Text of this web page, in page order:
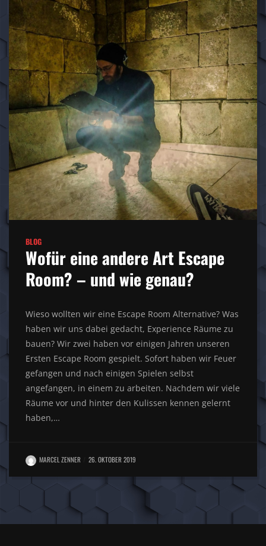
BLOG
Wofür eine andere Art Escape
Room? – und wie genau?
Wieso wollten wir eine Escape Room Alternative? Was
haben wir uns dabei gedacht, Experience Räume zu
bauen? Wir zwei haben vor einigen Jahren unseren
Ersten Escape Room gespielt. Sofort haben wir Feuer
gefangen und nach einigen Spielen selbst
angefangen, in einem zu arbeiten. Nachdem wir viele
Räume vor und hinter den Kulissen kennen gelernt
haben,…
MARCEL ZENNER 26. OKTOBER 2019